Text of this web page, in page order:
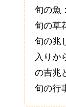
旬の魚
旬の草
旬の兆
入りか
の吉兆
旬の行